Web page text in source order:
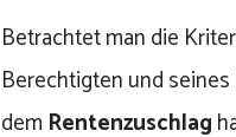
Betrachtet man die
Berechtigten und
dem Rentenzuschlag